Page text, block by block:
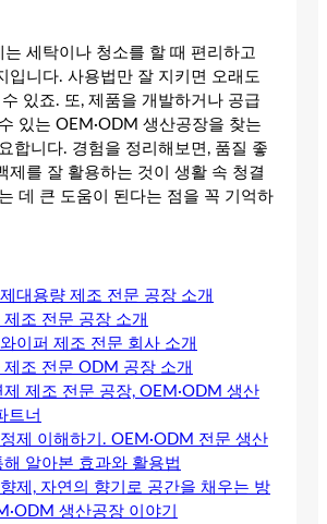
는 세탁이나 청소를 할 때 편리하고
입니다. 사용법만 잘 지키면 오래도
있죠. 또, 제품을 개발하거나 공급
있는 OEM·ODM 생산공장을 찾는
합니다. 경험을 정리해보면, 품질 좋
제를 잘 활용하는 것이 생활 속 청결
데 큰 도움이 된다는 점을 꼭 기억하
대용량 제조 전문 공장 소개
제조 전문 공장 소개
이퍼 제조 전문 회사 소개
제조 전문 ODM 공장 소개
제 제조 전문 공장, OEM·ODM 생산
트너
제 이해하기. OEM·ODM 전문 생산
해 알아본 효과와 활용법
제, 자연의 향기로 공간을 채우는 방
생산공장 이야기